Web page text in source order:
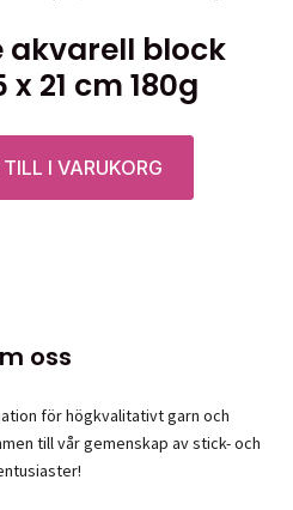
akvarell block
x 21 cm 180g
I VARUKORG
oss
för högkvalitativt garn och
till vår gemenskap av stick- och